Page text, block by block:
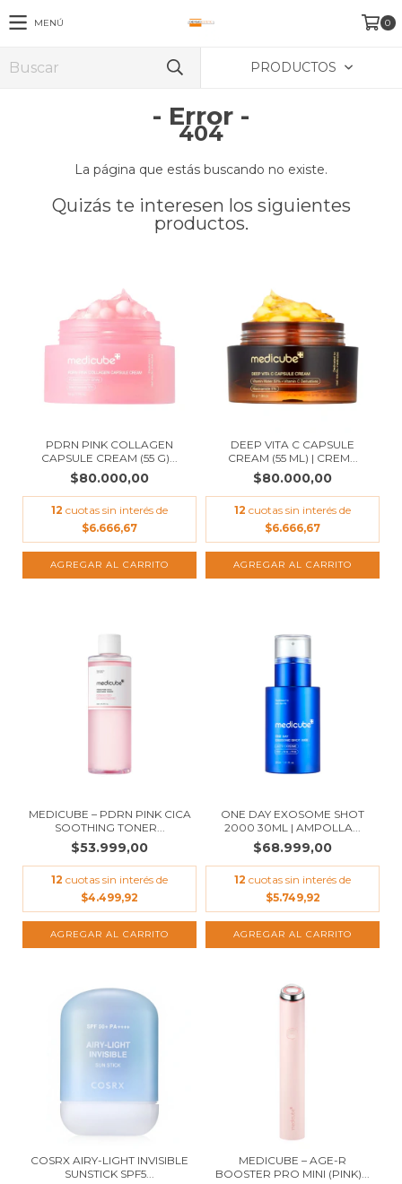
MENÚ 0
PRODUCTOS
- Error -
404
La página que estás buscando no existe.
Quizás te interesen los siguientes
productos.
PDRN PINK COLLAGEN
CAPSULE CREAM (55 G)...
$80.000,00
12 cuotas sin interés de
$6.666,67
DEEP VITA C CAPSULE
CREAM (55 ML) | CREM...
$80.000,00
12 cuotas sin interés de
$6.666,67
MEDICUBE – PDRN PINK CICA
SOOTHING TONER...
$53.999,00
12 cuotas sin interés de
$4.499,92
ONE DAY EXOSOME SHOT
2000 30ML | AMPOLLA...
$68.999,00
12 cuotas sin interés de
$5.749,92
COSRX AIRY-LIGHT INVISIBLE
SUNSTICK SPF5...
MEDICUBE – AGE-R
BOOSTER PRO MINI (PINK)...